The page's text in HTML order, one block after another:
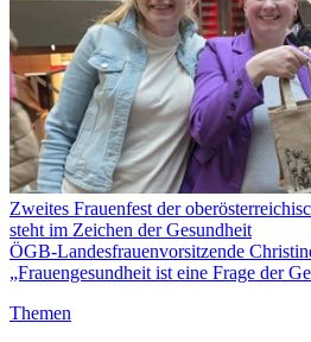
Zweites Frauenfest der
steht im Zeichen der Gesundheit
ÖGB-Landesfrauenvorsitzende
„Frauengesundheit ist eine Frage der
Themen